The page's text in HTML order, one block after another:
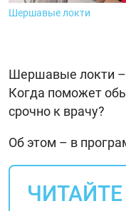
Шершавые локти
Шершавые локти –
Когда поможет
срочно к врачу?
Об этом – в